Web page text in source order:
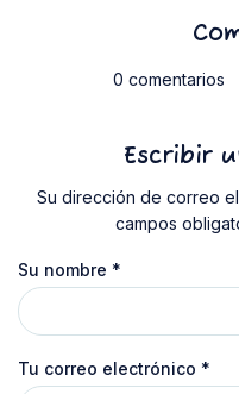
0 comentarios
Escribir
Su dirección de correo
campos
Su nombre *
Tu correo electrónico *